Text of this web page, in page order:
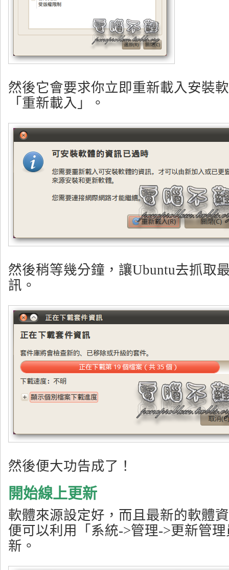
然後它會要求你立即重新載入安裝
「重新載入」。
然後稍等幾分鐘，讓Ubuntu去抓取
訊。
然後便大功告成了！
開始線上更新
軟體來源設定好，而且最新的軟體
便可以利用「系統->管理->更新管
新。